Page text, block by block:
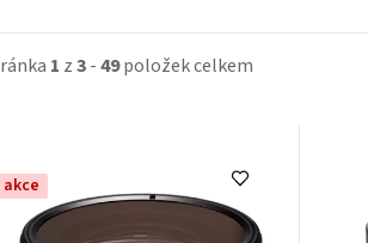
1 z3-49položek celkem
akce